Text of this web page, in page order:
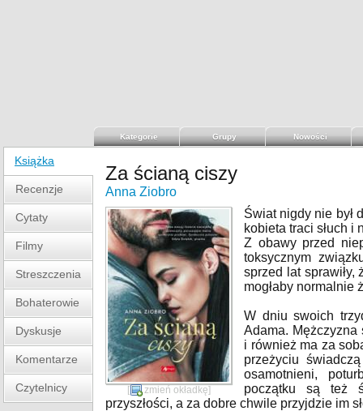
Kategorie Grupy Nowości
Książka
Recenzje
Cytaty
Filmy
Streszczenia
Bohaterowie
Dyskusje
Komentarze
Czytelnicy
Za ścianą ciszy
Anna Ziobro
[ zmień okładkę]
Świat nigdy nie był
kobieta traci słuch i
Z obawy przed
toksycznym
sprzed lat sprawiły,
mogłaby normalnie
W dniu swoich
Adama.
i również ma za
przeżyciu
osamotnieni,
początku są też
przyszłości, a za dobre chwile przyjdzie im